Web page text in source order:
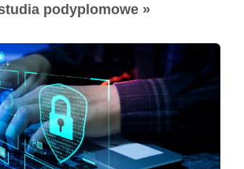
podyplomowe »